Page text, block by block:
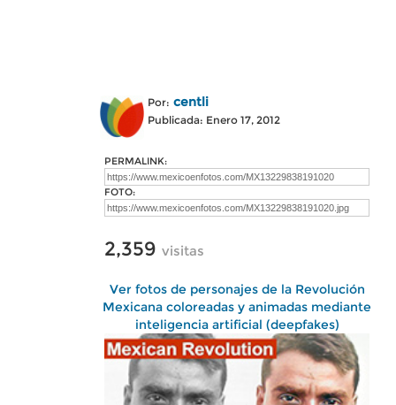
Por: centli
Publicada: Enero 17, 2012
PERMALINK:
FOTO:
2,359 visitas
Ver fotos de personajes de la Revolución
Mexicana coloreadas y animadas mediante
inteligencia artificial (deepfakes)